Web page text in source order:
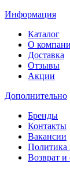
Информация
Каталог
О
Доставка
Отзывы
Акции
Дополнительно
Бренды
Контакты
Вакансии
Политика
Возврат и